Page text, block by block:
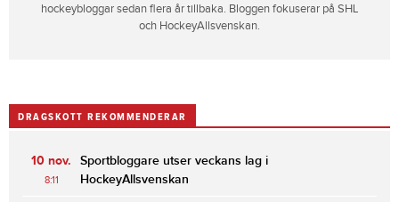
hockeybloggar sedan flera år tillbaka. Bloggen fokuserar på SHL
och HockeyAllsvenskan.
DRAGSKOTT REKOMMENDERAR
10 nov.
8:11
Sportbloggare utser veckans lag i
HockeyAllsvenskan